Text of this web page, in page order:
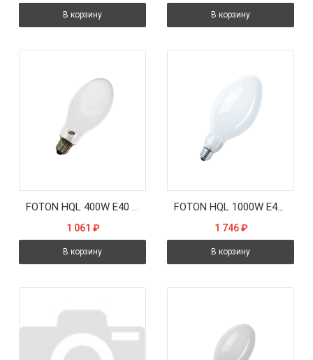
В корзину В корзину
FOTON HQL 400W E40 4000K 22000Lm 20000H - лампа ДРЛ
1 061 ₽
В корзину
FOTON HQL 1000W E40 4000K 57000Lm 20000H - лампа ДРЛ
1 746₽
В корзину